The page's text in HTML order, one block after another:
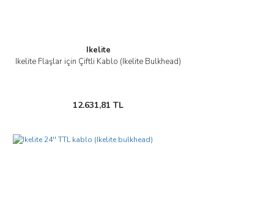
Ikelite
Ikelite Flaşlar için Çiftli Kablo (Ikelite Bulkhead)
12.631,81 TL